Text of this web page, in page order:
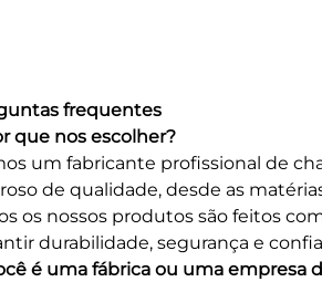
frequentes
que nos escolher?
um fabricante profissional de
de qualidade, desde as
os nossos produtos são feitos
durabilidade, segurança e
é uma fábrica ou uma empresa